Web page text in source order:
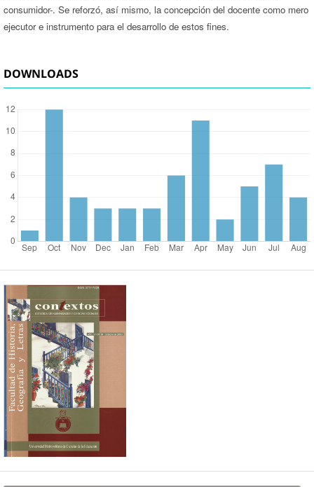
consumidor-. Se reforzó, así mismo, la concepción del docente como mero
ejecutor e instrumento para el desarrollo de estos fines.
DOWNLOADS